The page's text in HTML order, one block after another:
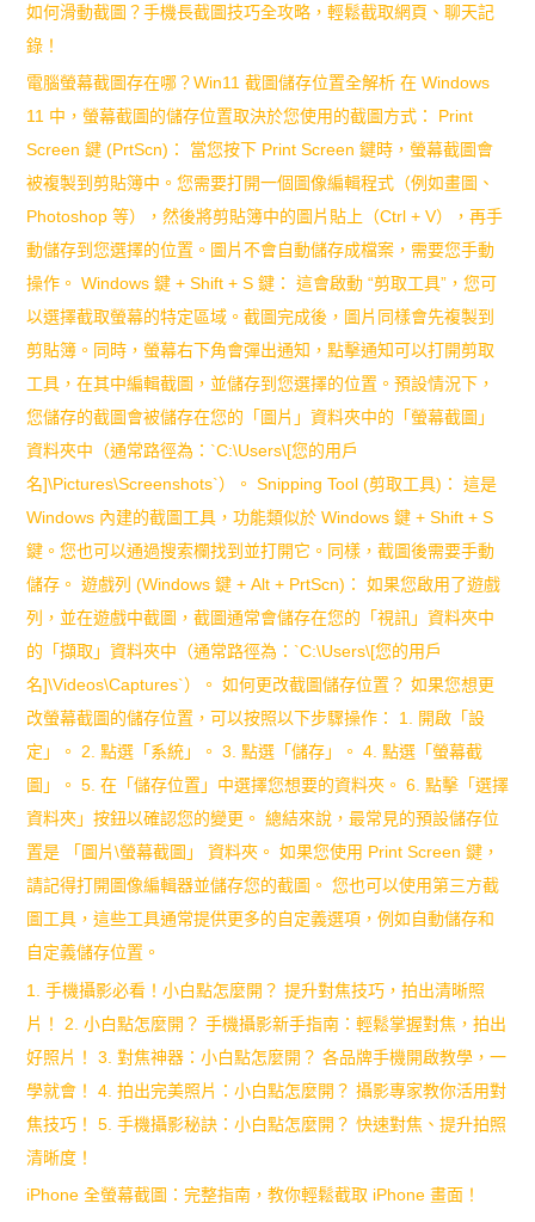
如何滑動截圖？手機長截圖技巧全攻略，輕鬆截取網頁、聊天記
錄！
電腦螢幕截圖存在哪？Win11 截圖儲存位置全解析 在 Windows
11 中，螢幕截圖的儲存位置取決於您使用的截圖方式： Print
Screen 鍵 (PrtScn)： 當您按下 Print Screen 鍵時，螢幕截圖會
被複製到剪貼簿中。您需要打開一個圖像編輯程式（例如畫圖、
Photoshop 等），然後將剪貼簿中的圖片貼上（Ctrl + V），再手
動儲存到您選擇的位置。圖片不會自動儲存成檔案，需要您手動
操作。 Windows 鍵 + Shift + S 鍵： 這會啟動 “剪取工具”，您可
以選擇截取螢幕的特定區域。截圖完成後，圖片同樣會先複製到
剪貼簿。同時，螢幕右下角會彈出通知，點擊通知可以打開剪取
工具，在其中編輯截圖，並儲存到您選擇的位置。預設情況下，
您儲存的截圖會被儲存在您的「圖片」資料夾中的「螢幕截圖」
資料夾中（通常路徑為：`C:\Users\[您的用戶
名]\Pictures\Screenshots`）。 Snipping Tool (剪取工具)： 這是
Windows 內建的截圖工具，功能類似於 Windows 鍵 + Shift + S
鍵。您也可以通過搜索欄找到並打開它。同樣，截圖後需要手動
儲存。 遊戲列 (Windows 鍵 + Alt + PrtScn)： 如果您啟用了遊戲
列，並在遊戲中截圖，截圖通常會儲存在您的「視訊」資料夾中
的「擷取」資料夾中（通常路徑為：`C:\Users\[您的用戶
名]\Videos\Captures`）。 如何更改截圖儲存位置？ 如果您想更
改螢幕截圖的儲存位置，可以按照以下步驟操作： 1. 開啟「設
定」。 2. 點選「系統」。 3. 點選「儲存」。 4. 點選「螢幕截
圖」。 5. 在「儲存位置」中選擇您想要的資料夾。 6. 點擊「選擇
資料夾」按鈕以確認您的變更。 總結來說，最常見的預設儲存位
置是 「圖片\螢幕截圖」 資料夾。 如果您使用 Print Screen 鍵，
請記得打開圖像編輯器並儲存您的截圖。 您也可以使用第三方截
圖工具，這些工具通常提供更多的自定義選項，例如自動儲存和
自定義儲存位置。
1. 手機攝影必看！小白點怎麼開？ 提升對焦技巧，拍出清晰照
片！ 2. 小白點怎麼開？ 手機攝影新手指南：輕鬆掌握對焦，拍出
好照片！ 3. 對焦神器：小白點怎麼開？ 各品牌手機開啟教學，一
學就會！ 4. 拍出完美照片：小白點怎麼開？ 攝影專家教你活用對
焦技巧！ 5. 手機攝影秘訣：小白點怎麼開？ 快速對焦、提升拍照
清晰度！
iPhone 全螢幕截圖：完整指南，教你輕鬆截取 iPhone 畫面！